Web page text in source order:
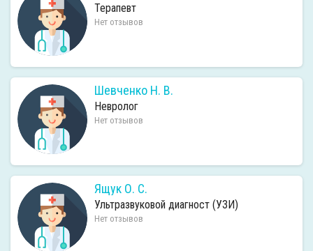
Терапевт
Нет отзывов
Шевченко Н. В.
Невролог
Нет отзывов
Ящук О. С.
Ультразвуковой диагност (УЗИ)
Нет отзывов